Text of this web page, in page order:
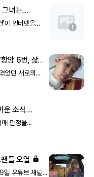
그녀는
'이 인터넷을
습니다.
암 6번, 삶
었던 서로의
라와 진경'에서
운 소식
매 판정을
들 오열
일 유튜브 채널